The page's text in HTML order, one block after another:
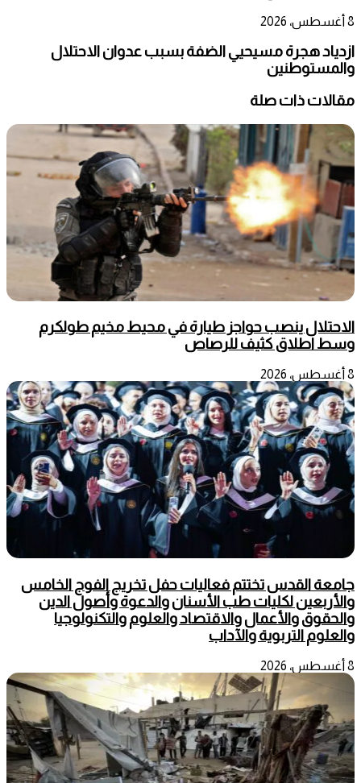
8 أغسطس، 2026
ازدياد هجرة مسيحيي الضفة بسبب عدوان الاحتلال
والمستوطنين
مقالات ذات صلة
الاحتلال ينصب حواجز طيارة في محيط مخيم طولكرم
وسط اطلاق كثيف للرصاص
8 أغسطس، 2026
جامعة القدس تختتم فعاليات حفل تخريج الفوج الخامس
والأربعين لكليات طب الأسنان والدعوة وأصول الدين
والحقوق والأعمال والاقتصاد والعلوم والتكنولوجيا
والعلوم التربوية والآداب
8 أغسطس، 2026